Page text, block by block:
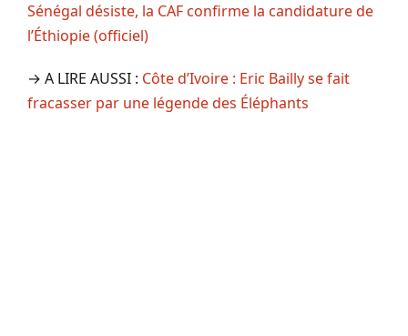
Sénégal désiste, la CAF confirme la candidature de
l’Éthiopie (officiel)
→ A LIRE AUSSI : Côte d’Ivoire : Eric Bailly se fait
fracasser par une légende des Éléphants